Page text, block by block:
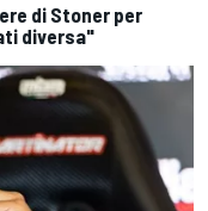
di Stoner per
diversa"